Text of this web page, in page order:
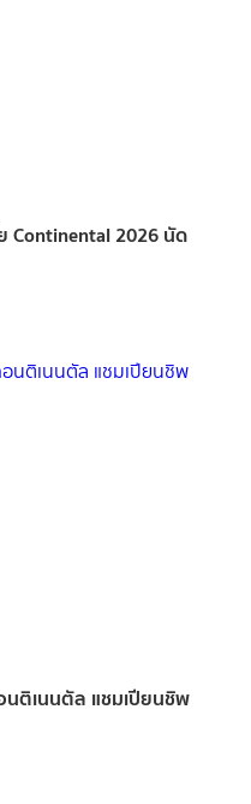
Continental 2026 นัด
ติเนนตัล แชมเปียนชิพ